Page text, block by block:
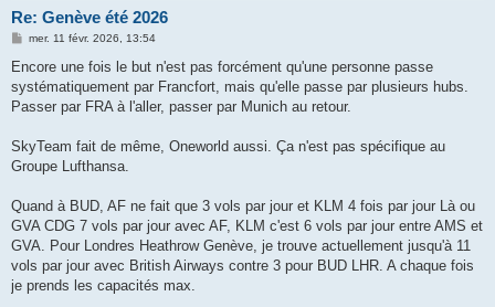
Re: Genève été 2026
M
s
a
g
mer. 11 févr. 2026, 13:54
Encore une fois le but n'est pas forcément qu'une personne passe
systématiquement par Francfort, mais qu'elle passe par plusieurs hubs.
Passer par FRA à l'aller, passer par Munich au retour.
SkyTeam fait de même, Oneworld aussi. Ça n'est pas spécifique au
Groupe Lufthansa.
Quand à BUD, AF ne fait que 3 vols par jour et KLM 4 fois par jour Là ou
GVA CDG 7 vols par jour avec AF, KLM c'est 6 vols par jour entre AMS et
GVA. Pour Londres Heathrow Genève, je trouve actuellement jusqu'à 11
vols par jour avec British Airways contre 3 pour BUD LHR. A chaque fois
je prends les capacités max.